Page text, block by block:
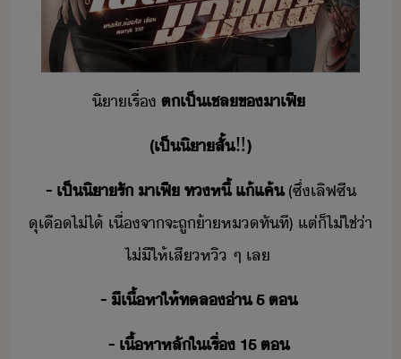
ิา​เรื่​ ตเป็​เชล​ข​าเฟี​ ​
(​เป็​ิา​สั้‼​️)​
-​ ​เป็​ิา​รั​ ​าเฟี​ ​ทหี้​ ​แ้แค้​(​ซึ่​เลิฟ​ซี​
ุเื​ไ่ไ้​ ​เื่จา​จะ​ถู​้า​ห​ทัที​)​ ​แต่​็​ไ่ใช่​่า​
ไ่ี​ให้​เสี​หิ​ ​ๆ​ ​เล​ ​
-​ ​ี​เื้หา​ให้​ทล​่า​ ​5​ ​ต​ ​
-​ ​เื้หาหลั​ใ​เรื่​ ​15​ ​ต​ ​